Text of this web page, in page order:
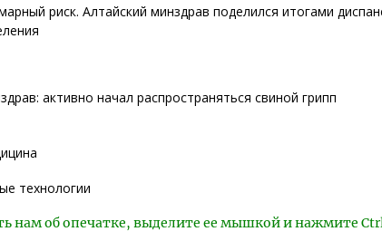
риск. Алтайский минздрав поделился итогами
активно начал распространяться свиной грипп
технологии
нам об опечатке, выделите ее мышкой и нажмите